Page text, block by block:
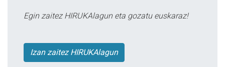
Egin zaitez HIRUKAlagun eta gozatu euskaraz!
Izan zaitez HIRUKAlagun